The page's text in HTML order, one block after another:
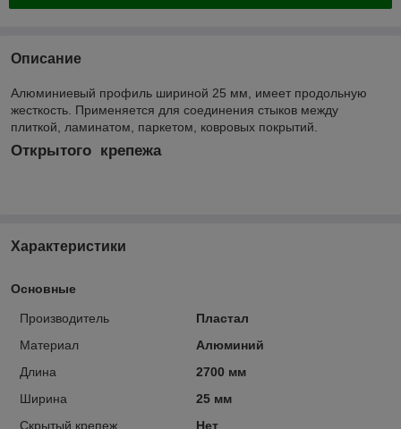
Описание
Алюминиевый профиль шириной 25 мм, имеет продольную
жесткость. Применяется для соединения стыков между
плиткой, ламинатом, паркетом, ковровых покрытий.
Открытого крепежа
Характеристики
Основные
Производитель
Пластал
Материал
Алюминий
Длина
2700 мм
Ширина
25 мм
Скрытый крепеж
Нет